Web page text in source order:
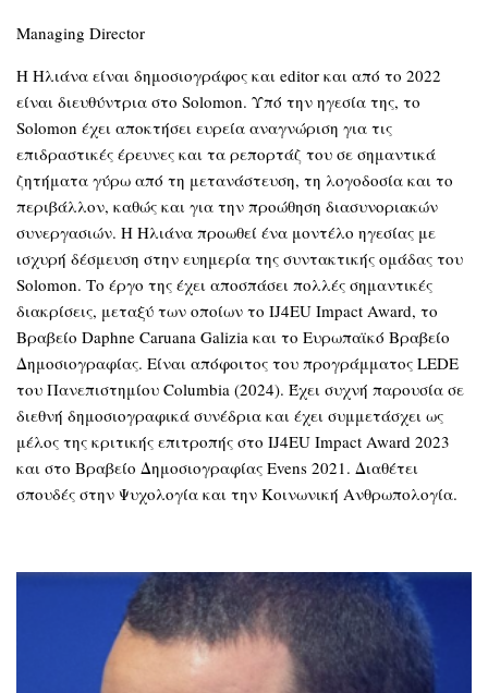
Managing Director
Η Ηλιάνα είναι δημοσιογράφος και editor και από το 2022
είναι διευθύντρια στο Solomon. Υπό την ηγεσία της, το
Solomon έχει αποκτήσει ευρεία αναγνώριση για τις
επιδραστικές έρευνες και τα ρεπορτάζ του σε σημαντικά
ζητήματα γύρω από τη μετανάστευση, τη λογοδοσία και το
περιβάλλον, καθώς και για την προώθηση διασυνοριακών
συνεργασιών. Η Ηλιάνα προωθεί ένα μοντέλο ηγεσίας με
ισχυρή δέσμευση στην ευημερία της συντακτικής ομάδας του
Solomon. Το έργο της έχει αποσπάσει πολλές σημαντικές
διακρίσεις, μεταξύ των οποίων το IJ4EU Impact Award, το
Βραβείο Daphne Caruana Galizia και το Ευρωπαϊκό Βραβείο
Δημοσιογραφίας. Είναι απόφοιτος του προγράμματος LEDE
του Πανεπιστημίου Columbia (2024). Έχει συχνή παρουσία σε
διεθνή δημοσιογραφικά συνέδρια και έχει συμμετάσχει ως
μέλος της κριτικής επιτροπής στο IJ4EU Impact Award 2023
και στο Βραβείο Δημοσιογραφίας Evens 2021. Διαθέτει
σπουδές στην Ψυχολογία και την Κοινωνική Ανθρωπολογία.